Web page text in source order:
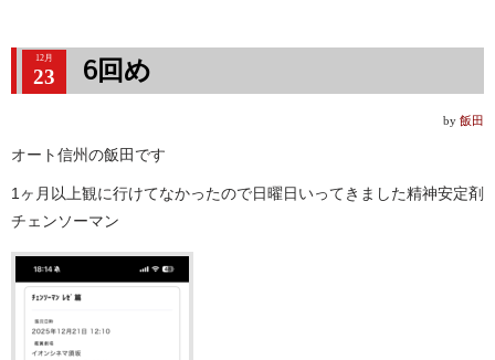
12月
23 6回め
by 飯田
オート信州の飯田です
1ヶ月以上観に行けてなかったので日曜日いってきました精神安定剤
チェンソーマン